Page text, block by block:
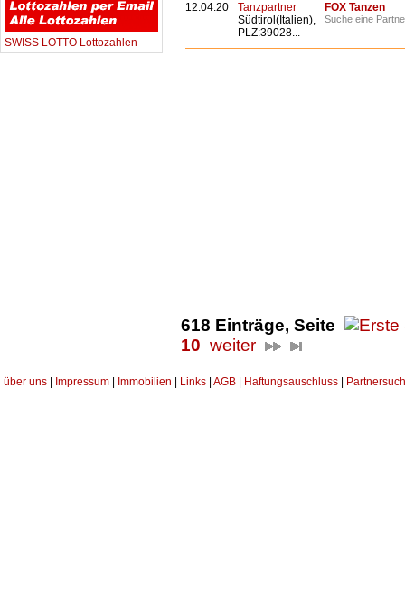
SWISS LOTTO Lottozahlen
12.04.20
Tanzpartner
Südtirol(Italien),
PLZ:39028...
FOX Tanzen
Suche eine
618 Einträge, Seite
10 weiter
über uns Impressum Immobilien Links AGB Haftungsauschluss